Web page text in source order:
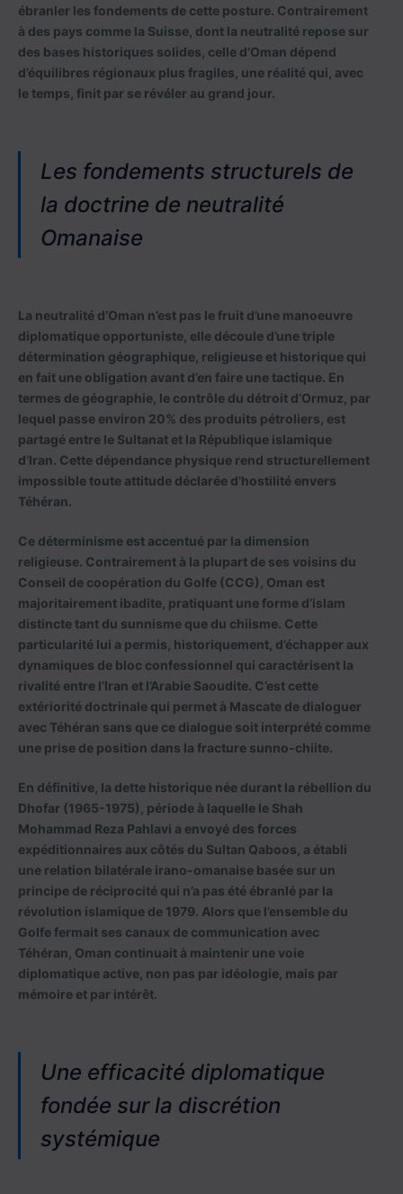
ébranler les fondements de cette posture. Contrairement
à des pays comme la Suisse, dont la neutralité repose sur
des bases historiques solides, celle d’Oman dépend
d’équilibres régionaux plus fragiles, une réalité qui, avec
le temps, finit par se révéler au grand jour.
Les fondements structurels de
la doctrine de neutralité
Omanaise
La neutralité d’Oman n’est pas le fruit d’une manoeuvre
diplomatique opportuniste, elle découle d’une triple
détermination géographique, religieuse et historique qui
en fait une obligation avant d’en faire une tactique. En
termes de géographie, le contrôle du détroit d’Ormuz, par
lequel passe environ 20% des produits pétroliers, est
partagé entre le Sultanat et la République islamique
d’Iran. Cette dépendance physique rend structurellement
impossible toute attitude déclarée d’hostilité envers
Téhéran.
Ce déterminisme est accentué par la dimension
religieuse. Contrairement à la plupart de ses voisins du
Conseil de coopération du Golfe (CCG), Oman est
majoritairement ibadite, pratiquant une forme d’islam
distincte tant du sunnisme que du chiisme. Cette
particularité lui a permis, historiquement, d’échapper aux
dynamiques de bloc confessionnel qui caractérisent la
rivalité entre l’Iran et l’Arabie Saoudite. C’est cette
extériorité doctrinale qui permet à Mascate de dialoguer
avec Téhéran sans que ce dialogue soit interprété comme
une prise de position dans la fracture sunno-chiite.
En définitive, la dette historique née durant la rébellion du
Dhofar (1965-1975), période à laquelle le Shah
Mohammad Reza Pahlavi a envoyé des forces
expéditionnaires aux côtés du Sultan Qaboos, a établi
une relation bilatérale irano-omanaise basée sur un
principe de réciprocité qui n’a pas été ébranlé par la
révolution islamique de 1979. Alors que l’ensemble du
Golfe fermait ses canaux de communication avec
Téhéran, Oman continuait à maintenir une voie
diplomatique active, non pas par idéologie, mais par
mémoire et par intérêt.
Une efficacité diplomatique
fondée sur la discrétion
systémique